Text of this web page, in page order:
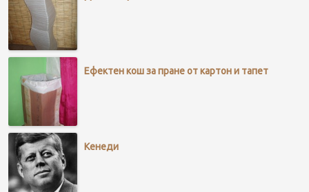
Ефектен кош за пране от картон и тапет
Кенеди